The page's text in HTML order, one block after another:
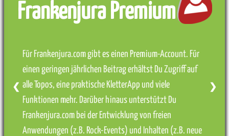
Frankenjura Premium
Für Frankenjura.com gibt es einen Premium-Account. Für
einen geringen jährlichen Beitrag erhältst Du Zugriff auf
alle Topos, eine praktische KletterApp und viele
Funktionen mehr. Darüber hinaus unterstützt Du
Frankenjura.com bei der Entwicklung von freien
Anwendungen (z.B. Rock-Events) und Inhalten (z.B. neue
❮ ❯